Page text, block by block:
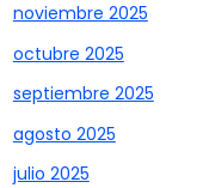
noviembre 2025
octubre 2025
septiembre 2025
agosto 2025
julio 2025